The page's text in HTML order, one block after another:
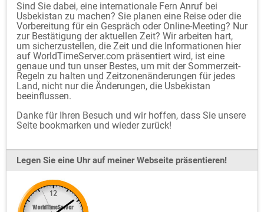
Sind Sie dabei, eine internationale Fern Anruf bei
Usbekistan zu machen? Sie planen eine Reise oder die
Vorbereitung für ein Gespräch oder Online-Meeting? Nur
zur Bestätigung der aktuellen Zeit? Wir arbeiten hart,
um sicherzustellen, die Zeit und die Informationen hier
auf WorldTimeServer.com präsentiert wird, ist eine
genaue und tun unser Bestes, um mit der Sommerzeit-
Regeln zu halten und Zeitzonenänderungen für jedes
Land, nicht nur die Änderungen, die Usbekistan
beeinflussen.
Danke für Ihren Besuch und wir hoffen, dass Sie unsere
Seite bookmarken und wieder zurück!
Legen Sie eine Uhr auf meiner Webseite präsentieren!